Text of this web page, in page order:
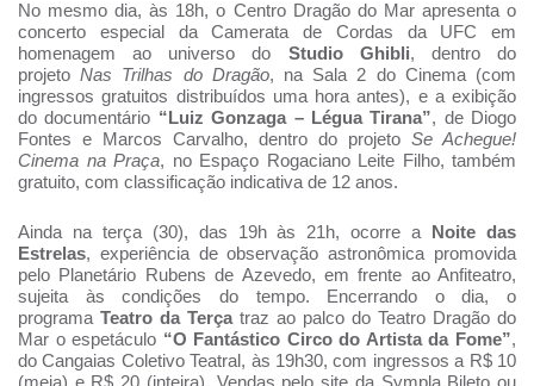
No mesmo dia, às 18h, o Centro Dragão do Mar apresenta o
concerto especial da Camerata de Cordas da UFC em
homenagem ao universo do Studio Ghibli, dentro do
projetoNas Trilhas do Dragão, na Sala 2 do Cinema (com
ingressos gratuitos distribuídos uma hora antes), e a exibição
do documentário “Luiz Gonzaga – Légua Tirana”, de Diogo
Fontes e Marcos Carvalho, dentro do projeto Se Achegue!
Cinema na Praça, no Espaço Rogaciano Leite Filho, também
gratuito, com classificação indicativa de 12 anos.
Ainda na terça (30), das 19h às 21h, ocorre a
Noite das
Estrelas, experiência de observação astronômica promovida
pelo Planetário Rubens de Azevedo, em frente ao Anfiteatro,
sujeita às condições do tempo. Encerrando o dia, o
programa Teatro da Terçatraz ao palco do Teatro Dragão do
Mar o espetáculo “O Fantástico Circo do Artista da Fome”,
do Cangaias Coletivo Teatral, às 19h30, com ingressos a R$ 10